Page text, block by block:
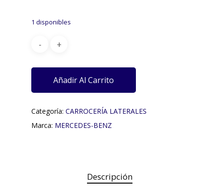
1 disponibles
Añadir Al Carrito
Categoría: CARROCERÍA LATERALES
Marca: MERCEDES-BENZ
Descripción